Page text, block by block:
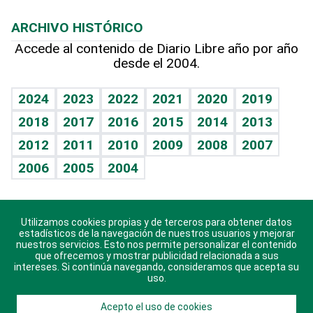
Hablando con el pediatra
Vida y familia
Eñe
Celebrando la vida
Sin complejos
En pocas palabras
Escuchando al corazón
Economía Personal
TBT Deportivo
Más firmas
Hecho en casa
Guía del dinero
Cumpleaños
Horóscopos
Crucigramas
ARCHIVO HISTÓRICO
Accede al contenido de Diario Libre año por año
desde el 2004.
2024 2023 2022 2021 2020
2019
2018
2017 2016 2015 2014
2013
2012
2011 2010 2009 2008
2007
2006
2005 2004
Descarga nuestras aplicaciones para Android, iOS y
sistema Huawei.
Utilizamos cookies propias y de terceros para obtener datos
estadísticos de la navegación de nuestros usuarios y mejorar
nuestros servicios. Esto nos permite personalizar el contenido
que ofrecemos y mostrar publicidad relacionada a sus
intereses. Si continúa navegando, consideramos que acepta su
uso.
Acepto el uso de cookies